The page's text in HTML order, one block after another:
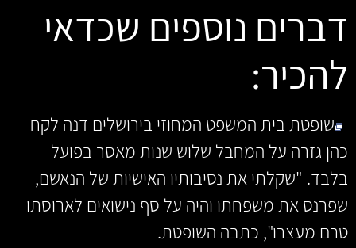
דברים נוספים שכדאי
להכיר:
שופטת בית המשפט המחוזי בירושלים דנה לקח
כהן גזרה על המחבל שלוש שנות מאסר בפועל
בלבד. "שקלתי את נסיבותיו האישיות של הנאשם,
שפרנס את משפחתו והיה על סף נישואים לארוסתו
טרם מעצרו", כתבה השופטת.